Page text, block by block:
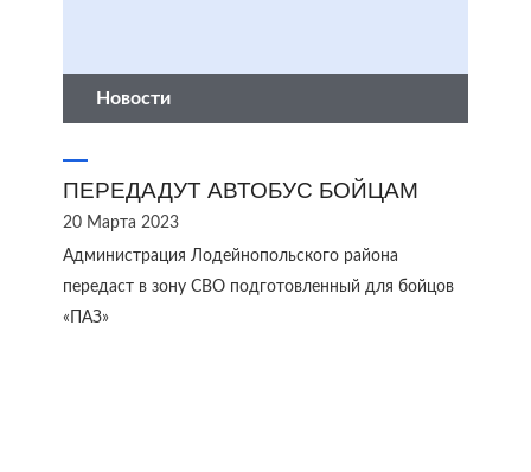
Новости
ПЕРЕДАДУТ АВТОБУС БОЙЦАМ
20 Марта 2023
Администрация Лодейнопольского района
передаст в зону СВО подготовленный для бойцов
«ПАЗ»